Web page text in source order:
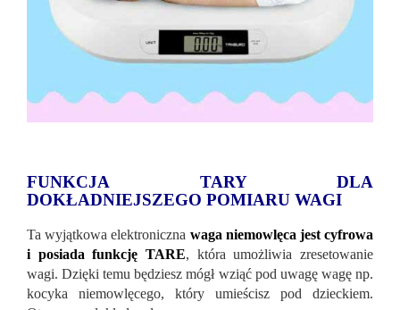
FUNKCJA TARY DLA
DOKŁADNIEJSZEGO POMIARU WAGI
Ta wyjątkowa elektroniczna waga niemowlęca jest cyfrowa
i posiada funkcję TARE, która umożliwia zresetowanie
wagi. Dzięki temu będziesz mógł wziąć pod uwagę wagę np.
kocyka niemowlęcego, który umieścisz pod dzieckiem.